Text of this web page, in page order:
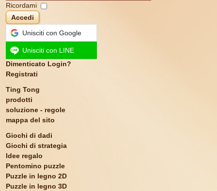
Ricordami
Accedi
Unisciti con Google
Unisciti con LINE
Dimenticato Login?
Registrati
Ting Tong
prodotti
soluzione - regole
mappa del sito
Giochi di dadi
Giochi di strategia
Idee regalo
Pentomino puzzle
Puzzle in legno 2D
Puzzle in legno 3D